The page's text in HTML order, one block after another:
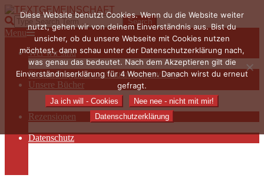
Skip
to
content
TEXTGEMEINSCHAFT
Search
Primary
Navigation
Menu
Menu
Wer wir sind
Die Hauptakteurinnen
Sieben Fragen an… / Autoreninterviews
Unsere Bücher
Autorenservices
Autorenprofile
Rezensionen
Datenschutz
Diese Website benutzt Cookies. Wenn du die Website weiter
nutzt, gehen wir von deinem Einverständnis aus. Bist du
unsicher, ob du unsere Webseite mit Cookies nutzen
möchtest, dann schau unter der Datenschutzerklärung nach,
was genau das bedeutet. Nach dem Akzeptieren gilt die
Einverständniserklärung für 4 Wochen. Danach wirst du erneut
gefragt.
Ja ich will - Cookies
Nee nee - nicht mit mir!
Datenschutzerklärung